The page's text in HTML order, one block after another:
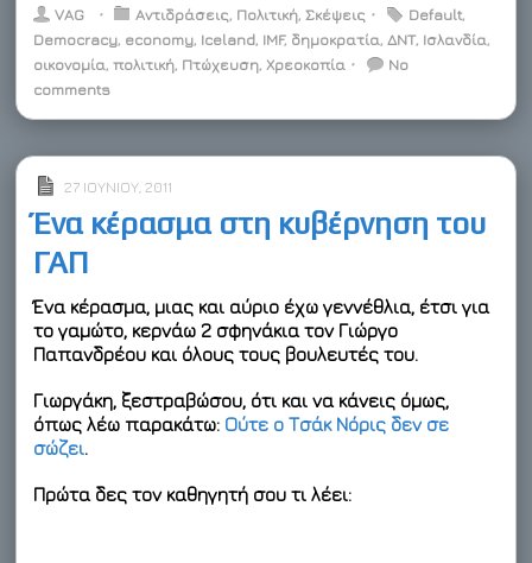
i
t
e
r
b
o
o
n
e
d
n
e
r
t
i
p
b
o
d
e
n
o
a
l
VAG ⋅ Αντιδράσεις, Πολιτική,Σκέψεις ⋅ Default,
Democracy, economy, Iceland, IMF, δημοκρατία,ΔΝΤ, Ισλανδία,
οικονομία,πολιτική, Πτώχευση, Χρεοκοπία ⋅
No
comments
27 ΙΟΥΝΊΟΥ, 2011
Ένα κέρασμα στη κυβέρνηση του
ΓΑΠ
Ένα κέρασμα, μιας και αύριο έχω γεννέθλια, έτσι για
το γαμώτο, κερνάω 2 σφηνάκια τον Γιώργο
Παπανδρέου και όλους τους βουλευτές του.
Γιωργάκη, ξεστραβώσου, ότι και να κάνεις όμως,
όπως λέω παρακάτω: Ούτε ο Τσάκ Νόρις δεν σε
σώζει.
Πρώτα δες τον καθηγητή σου τι λέει: